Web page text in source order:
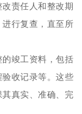
责任人和整改期
行复查，直至所
竣工资料，包括
收记录等。这些
真实、准确、完